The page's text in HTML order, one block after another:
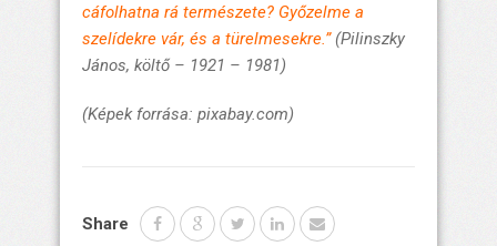
cáfolhatna rá természete? Győzelme a
szelídekre vár, és a türelmesekre.”(Pilinszky
János, költő – 1921 – 1981)
(Képek forrása: pixabay.com)
Share